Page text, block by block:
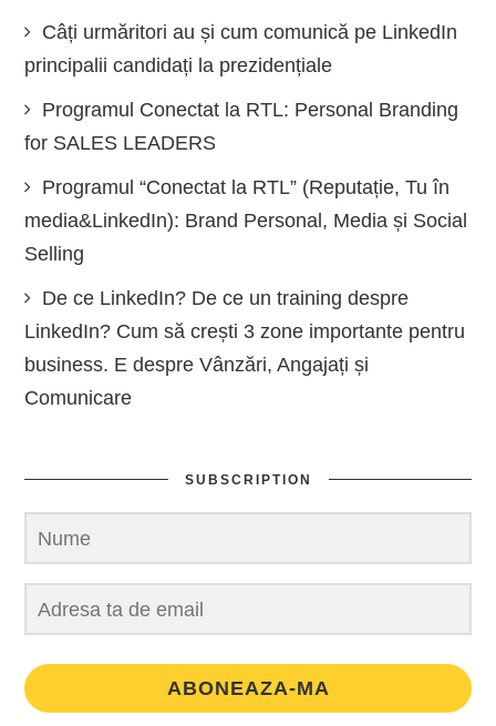
Câți urmăritori au și cum comunică pe LinkedIn
principalii candidați la prezidențiale
Programul Conectat la RTL: Personal Branding
for SALES LEADERS
Programul “Conectat la RTL” (Reputație, Tu în
media&LinkedIn): Brand Personal, Media și Social
Selling
De ce LinkedIn? De ce un training despre
LinkedIn? Cum să crești 3 zone importante pentru
business. E despre Vânzări, Angajați și
Comunicare
SUBSCRIPTION
ABONEAZA-MA